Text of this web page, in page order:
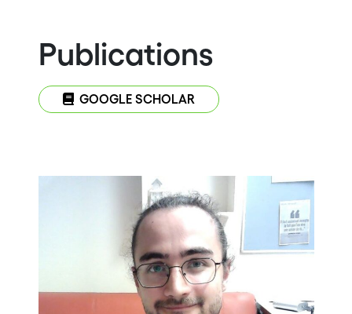
Publications
GOOGLE SCHOLAR